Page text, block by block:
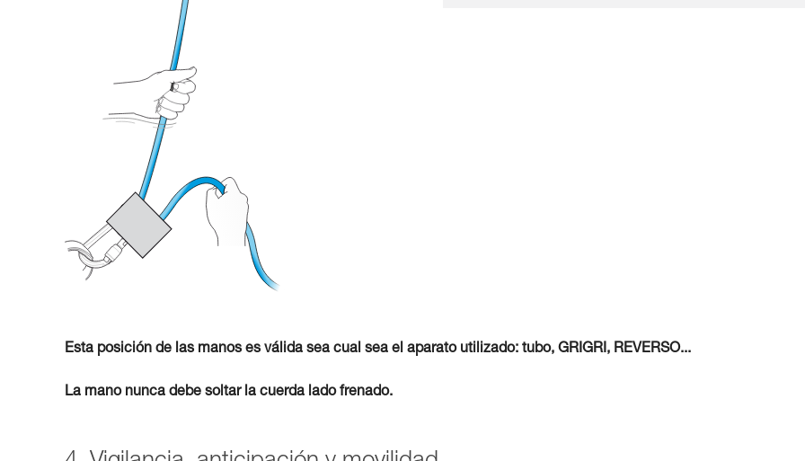
Esta posición de las manos es válida sea cual sea el aparato utilizado: tubo, GRIGRI, REVERSO...
La mano nunca debe soltar la cuerda lado frenado.